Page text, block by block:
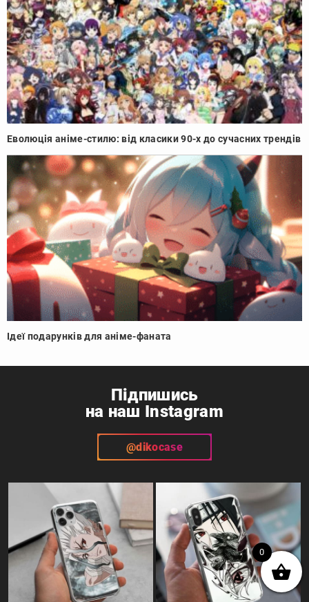
Еволюція аніме-стилю: від класики 90-х до сучасних трендів
Ідеї подарунків для аніме-фаната
Підпишись
на наш Instagram
@dikocase
0